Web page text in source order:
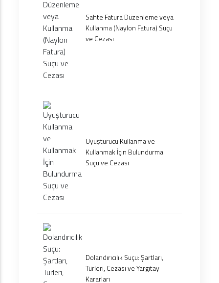
Sahte Fatura Düzenleme veya
Kullanma (Naylon Fatura) Suçu
ve Cezası
Uyuşturucu Kullanma ve
Kullanmak İçin Bulundurma
Suçu ve Cezası
Dolandırıcılık Suçu: Şartları,
Türleri, Cezası ve Yargıtay
Kararları